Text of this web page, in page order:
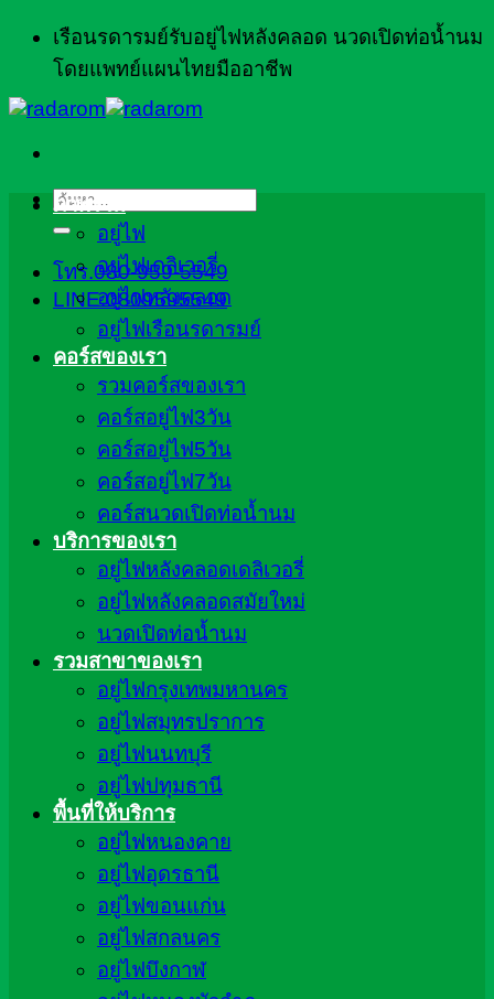
ข้าม
ยัง
เรือนรดารมย์รับอยู่ไฟหลังคลอด นวดเปิดท่อน้ำนม
โดยแพทย์แผนไทยมืออาชีพ
ค้นหา:
โทร.080-959-5549
LINE:0809595549
ภาพรวม
อยู่ไฟ
อยู่ไฟเดลิเวอรี่
อยู่ไฟหลังคลอด
อยู่ไฟเรือนรดารมย์
คอร์สของเรา
รวมคอร์สของเรา
คอร์สอยู่ไฟ3วัน
คอร์สอยู่ไฟ5วัน
คอร์สอยู่ไฟ7วัน
คอร์สนวดเปิดท่อน้ำนม
บริการของเรา
อยู่ไฟหลังคลอดเดลิเวอรี่
อยู่ไฟหลังคลอดสมัยใหม่
นวดเปิดท่อน้ำนม
รวมสาขาของเรา
อยู่ไฟกรุงเทพมหานคร
อยู่ไฟสมุทรปราการ
อยู่ไฟนนทบุรี
อยู่ไฟปทุมธานี
พื้นที่ให้บริการ
อยู่ไฟหนองคาย
อยู่ไฟอุดรธานี
อยู่ไฟขอนแก่น
อยู่ไฟสกลนคร
อยู่ไฟบึงกาฬ